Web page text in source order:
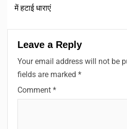
में हटाई धाराएं
Leave a Reply
Your email address will not be
fields are marked *
Comment *